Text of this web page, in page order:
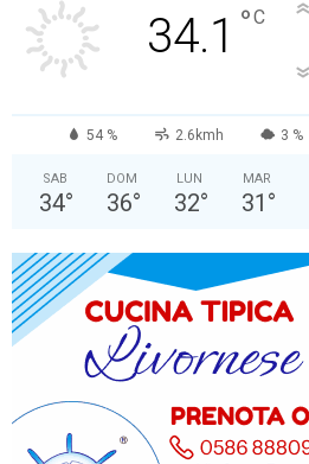
34.1 °C
54 % 2.6kmh 3 %
SAB
34°
DOM
36°
LUN
32°
MAR
31 °